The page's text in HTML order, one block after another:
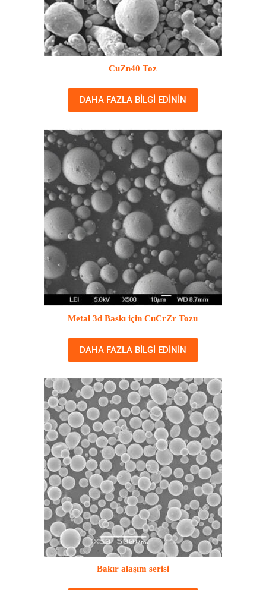
CuZn40 Toz
DAHA FAZLA BILGI EDININ
Metal 3d Baskı için CuCrZr Tozu
DAHA FAZLA BILGI EDININ
Bakır alaşım serisi